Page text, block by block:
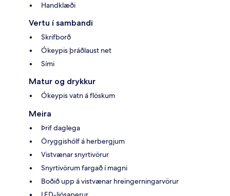
Handklæði
Vertu í sambandi
Skrifborð
Ókeypis þráðlaust net
Sími
Matur og drykkur
Ókeypis vatn á flöskum
Meira
Þrif daglega
Öryggishólf á herbergjum
Vistvænar snyrtivörur
Snyrtivörum fargað í magni
Boðið upp á vistvænar hreingerningarvörur